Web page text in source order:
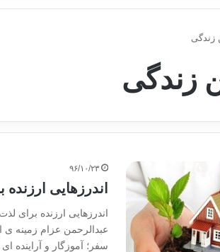
زندگی
زندگی
۹۶/۱۰/۲۳
اندرزهایی
اندرزهایی ارزنده برای
عبدالرحمن عزام زمینه
سفر؛ آموزگار و آراینده